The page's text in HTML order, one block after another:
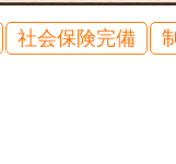
の機械が製造
携しながら、⼀
社会保険完備